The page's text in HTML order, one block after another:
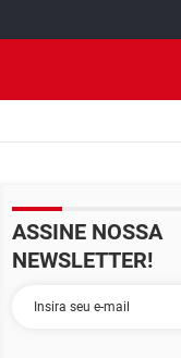
ASSINE NOSSA
NEWSLETTER!